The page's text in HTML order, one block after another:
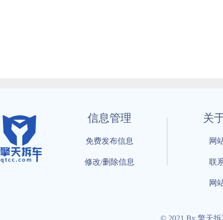
信息管理
免费发布信息
修改/删除信息
关
网
联
网
© 2021 By 擎天